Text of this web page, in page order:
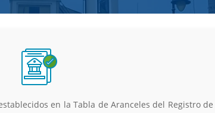
en la Tabla de Aranceles del Registro